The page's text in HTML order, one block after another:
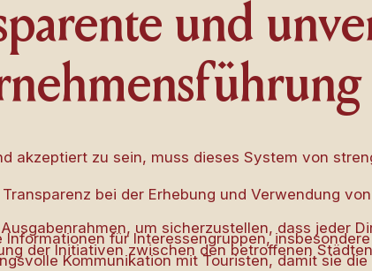
und
akzeptiert zu sein, muss dieses System von
bei der Erhebung und Verwendung
um sicherzustellen, dass jeder
Informationen für Interessengruppen,
der Initiativen zwischen den betroffenen
Kommunikation mit Touristen, damit sie